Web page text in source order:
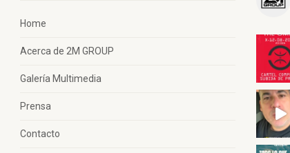
Home
Acerca de 2M GROUP
Galería Multimedia
Prensa
Contacto